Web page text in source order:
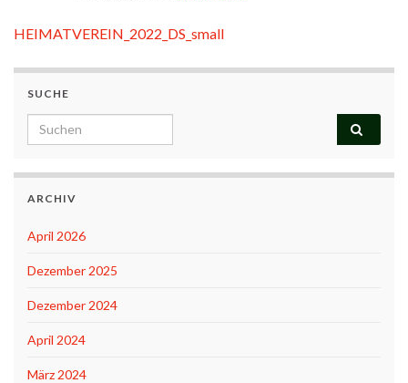
HEIMATVEREIN_2022_DS_small
SUCHE
Search for:
ARCHIV
April 2026
Dezember 2025
Dezember 2024
April 2024
März 2024